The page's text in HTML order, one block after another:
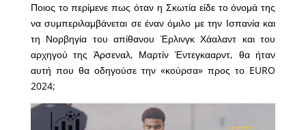
Ποιος το περίμενε πως όταν η Σκωτία είδε το όνομά της
να συμπεριλαμβάνεται σε έναν όμιλο με την Ισπανία και
τη Νορβηγία του απίθανου Έρλινγκ Χάαλαντ και του
αρχηγού της Άρσεναλ, Μαρτίν Έντεγκααρντ, θα ήταν
αυτή που θα οδηγούσε την «κούρσα» προς το EURO
2024;